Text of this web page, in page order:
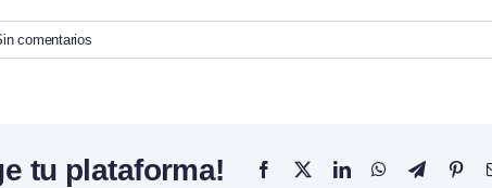
comentarios
tu plataforma! Facebook
X LinkedInWhatsApp
Telegram